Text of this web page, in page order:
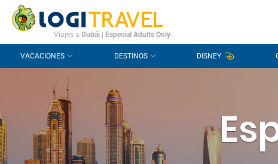
CONTACTO PREGUNTAS FRECUENTES
Viajes a Dubái Especial Adults Only.
VACACIONES DESTINOS DISNEY